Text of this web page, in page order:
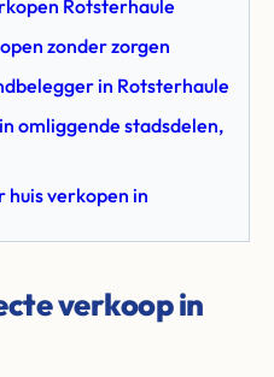
Rotsterhaule
zonder zorgen
in Rotsterhaule
omliggende stadsdelen,
huis verkopen in
verkoop in